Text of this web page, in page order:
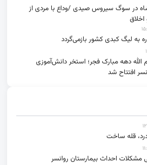
در سوگ سیروس صیدی /وداع با مردی از
به لیگ کبدی کشور بازمی‌گردد
الله دهه مبارک فجر؛ استخر دانش‌آموزی
افتتاح شد
درد، قله ساخت
احداث بیمارستان روانسر